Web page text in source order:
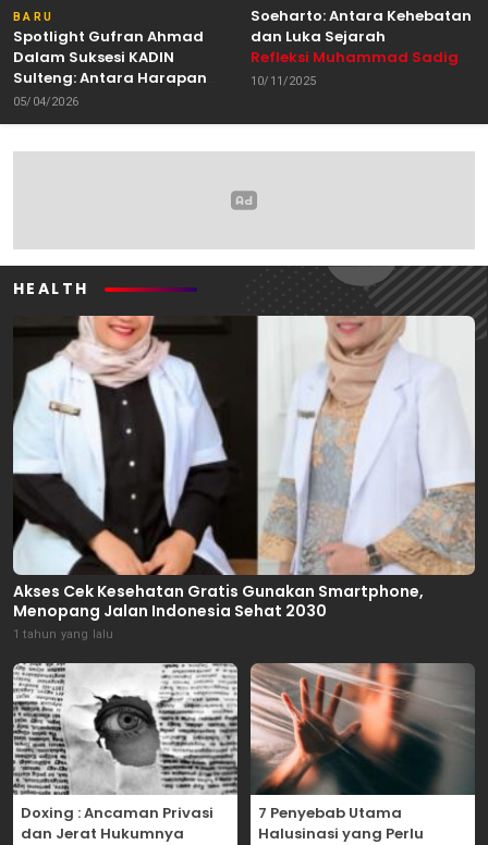
BARU
Spotlight Gufran Ahmad
Dalam Suksesi KADIN
Sulteng: Antara Harapan
dan Kebutuhan Perubahan
Oleh: Anshar Munir
05/04/2026
Soeharto: Antara Kehebatan
dan Luka Sejarah
Refleksi Muhammad Sadig
Alhabsyie, Akademisi UIN
Pemerhati Gerakan
10/11/2025
HEALTH
Akses Cek Kesehatan Gratis Gunakan Smartphone,
Menopang Jalan Indonesia Sehat 2030
1 tahun yang lalu
Doxing : Ancaman Privasi
dan Jerat Hukumnya
7 Penyebab Utama
Halusinasi yang Perlu